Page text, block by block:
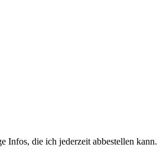
Infos, die ich jederzeit abbestellen kann.